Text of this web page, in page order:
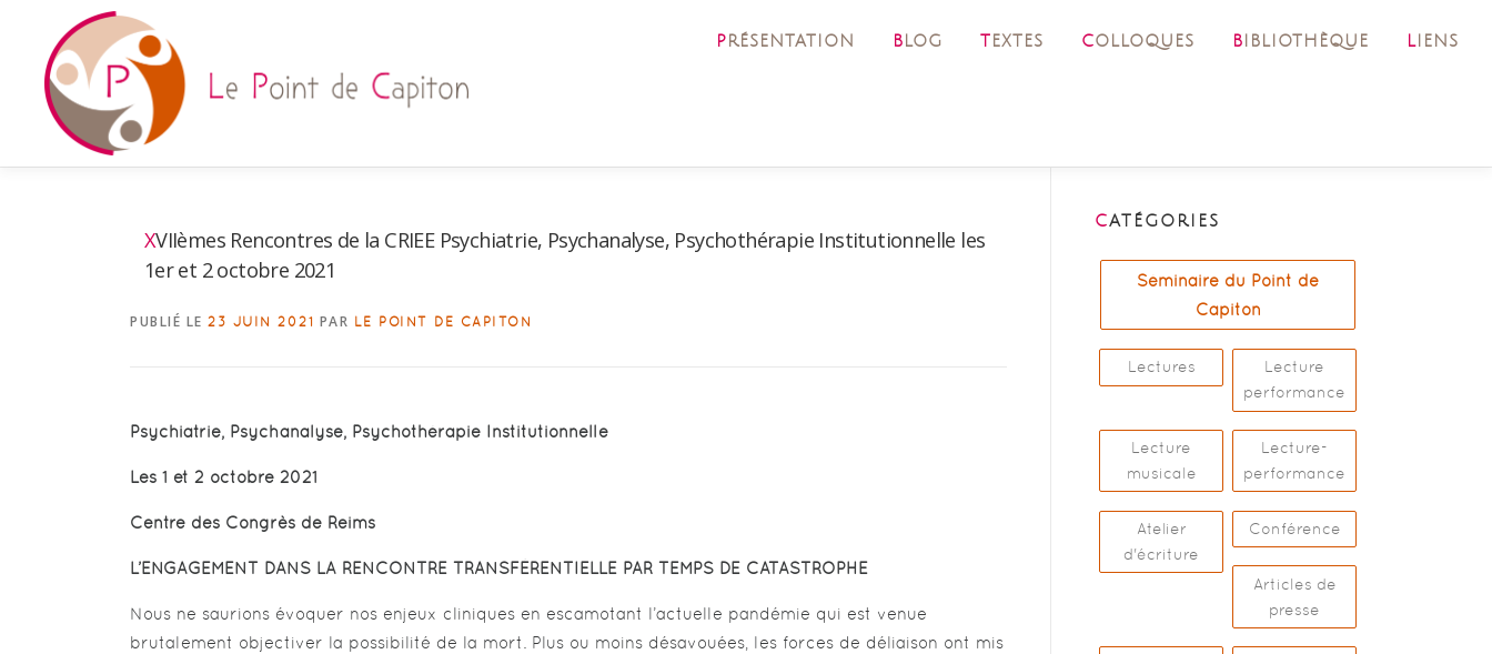
contenu
PRÉSENTATION BLOG TEXTES COLLOQUES BIBLIOTHÈQUE LIENS
XVIIèmes Rencontres de la CRIEE Psychiatrie, Psychanalyse, Psychothérapie Institutionnelle les
1er et 2 octobre 2021
PUBLIÉ LE 23 JUIN 2021 PAR LE POINT DE CAPITON
Psychiatrie, Psychanalyse, Psychothérapie Institutionnelle
Les 1 et 2 octobre 2021
Centre des Congrès de Reims
L’ENGAGEMENT DANS LA RENCONTRE TRANSFÉRENTIELLE PAR TEMPS DE CATASTROPHE
Nous ne saurions évoquer nos enjeux cliniques en escamotant l’actuelle pandémie qui est venue
brutalement objectiver la possibilité de la mort. Plus ou moins désavouées, les forces de déliaison ont mis
CATÉGORIES
Séminaire du Point de
Capiton
Lectures
Lecture
performance
Lecture
musicale
Lecture-
performance
Atelier
d'écriture
Conférence
Articles de
presse